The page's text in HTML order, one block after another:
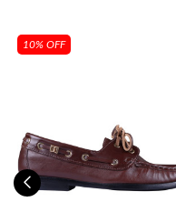
10% OFF